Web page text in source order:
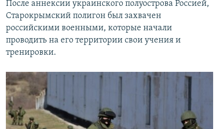
После аннексии украинского полуострова Россией,
Старокрымский полигон был захвачен
российскими военными, которые начали
проводить на его территории свои учения и
тренировки.